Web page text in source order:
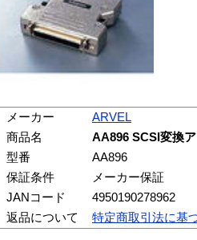
メーカー
ARVEL
商品名
AA896 SCSI変換
型番
AA896
保証条件
メーカー保証
JANコード
4950190278962
返品について
特定商取引法に基